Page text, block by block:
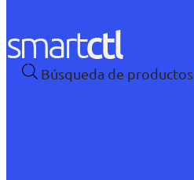
Búsqueda de productos